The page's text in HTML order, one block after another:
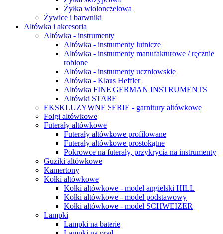
Żyłka wiolonczelowa
Żywice i barwniki
Altówka i akcesoria
Altówka - instrumenty
Altówka - instrumenty lutnicze
Altówka - instrumenty manufakturowe / ręcznie
robione
Altówka - instrumenty uczniowskie
Altówka - Klaus Heffler
Altówka FINE GERMAN INSTRUMENTS
Altówki STARE
EKSKLUZYWNE SERIE - garnitury altówkowe
Folgi altówkowe
Futerały altówkowe
Futerały altówkowe profilowane
Futerały altówkowe prostokątne
Pokrowce na futerały, przykrycia na instrumenty
Guziki altówkowe
Kamertony
Kołki altówkowe
Kołki altówkowe - model angielski HILL
Kołki altówkowe - model podstawowy
Kołki altówkowe - model SCHWEIZER
Lampki
Lampki na baterie